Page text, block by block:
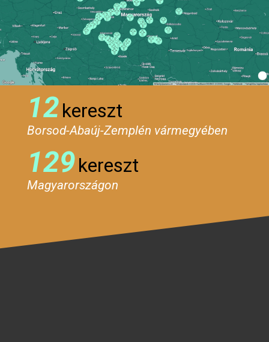
12kereszt
Borsod-Abaúj-Zemplén vármegyében
129kereszt
Magyarországon